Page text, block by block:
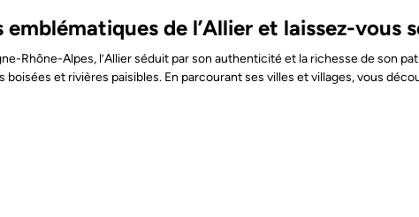
emblématiques de l’Allier et laissez-
Rhône-Alpes, l’Allier séduit par son authenticité et la richesse de son
boisées et rivières paisibles. En parcourant ses villes et villages, vous